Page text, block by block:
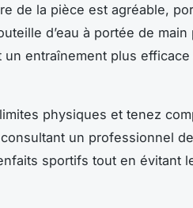
de la pièce est agréable,
d’eau à portée de main
entraînement plus efficace
physiques et tenez
un professionnel
sportifs tout en évitant